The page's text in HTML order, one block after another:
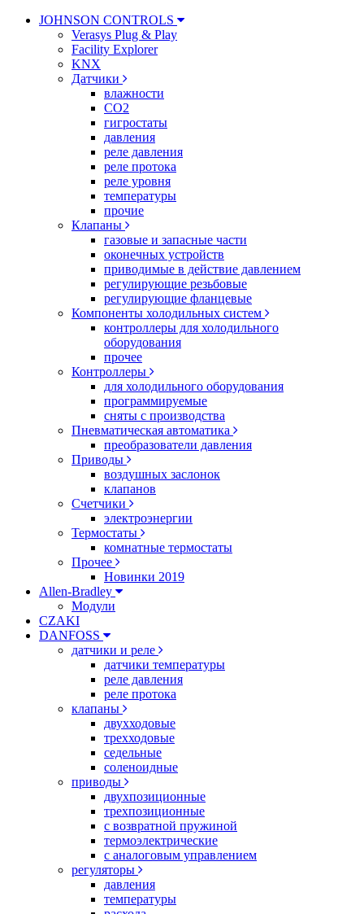
JOHNSON CONTROLS
Verasys Plug & Play
Facility Explorer
KNX
Датчики
влажности
CO2
гигростаты
давления
реле давления
реле протока
реле уровня
температуры
прочие
Клапаны
газовые и запасные части
оконечных устройств
приводимые в действие давлением
регулирующие резьбовые
регулирующие фланцевые
Компоненты холодильных систем
контроллеры для холодильного
оборудования
прочее
Контроллеры
для холодильного оборудования
программируемые
сняты с производства
Пневматическая автоматика
преобразователи давления
Приводы
воздушных заслонок
клапанов
Счетчики
электроэнергии
Термостаты
комнатные термостаты
Прочее
Новинки 2019
Allen-Bradley
Модули
CZAKI
DANFOSS
датчики и реле
датчики температуры
реле давления
реле протока
клапаны
двухходовые
трехходовые
седельные
соленоидные
приводы
двухпозиционные
трехпозиционные
с возвратной пружиной
термоэлектрические
с аналоговым управлением
регуляторы
давления
температуры